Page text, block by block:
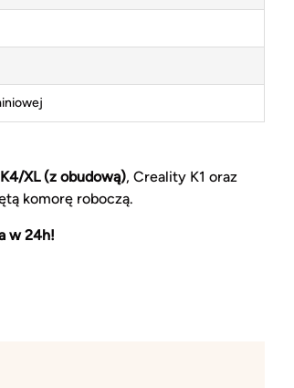
XL (z obudową), Creality K1 oraz
komorę roboczą.
w 24h!